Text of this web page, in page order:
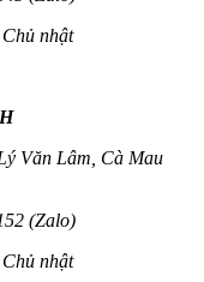
nhật
Văn Lâm, Cà Mau
(Zalo)
nhật